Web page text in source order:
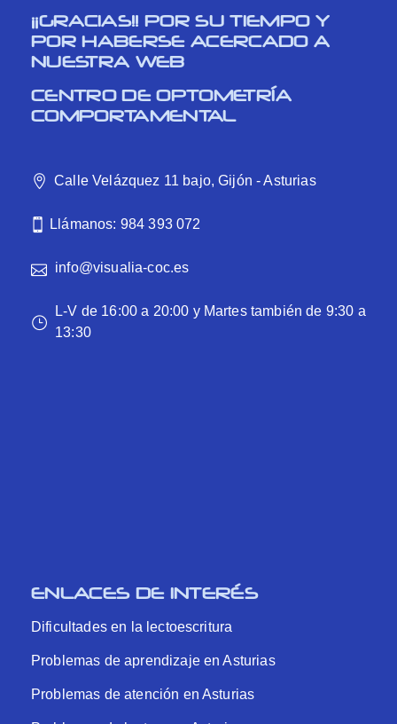
¡¡GRACIAS!! POR SU TIEMPO Y
POR HABERSE ACERCADO A
NUESTRA WEB
CENTRO DE OPTOMETRÍA
COMPORTAMENTAL
Calle Velázquez 11 bajo, Gijón - Asturias
Llámanos: 984 393 072
info@visualia-coc.es
L-V de 16:00 a 20:00 y Martes también de 9:30 a
13:30
ENLACES DE INTERÉS
Dificultades en la lectoescritura
Problemas de aprendizaje en Asturias
Problemas de atención en Asturias